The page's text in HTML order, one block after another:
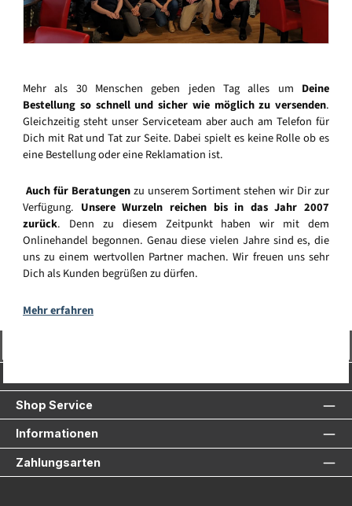
Mehr als 30 Menschen geben jeden Tag alles um Deine
Bestellung so schnell und sicher wie möglich zu versenden.
Gleichzeitig steht unser Serviceteam aber auch am Telefon für
Dich mit Rat und Tat zur Seite. Dabei spielt es keine Rolle ob es
eine Bestellung oder eine Reklamation ist.
Auch für Beratungenzu unserem Sortiment stehen wir Dir zur
Verfügung. Unsere Wurzeln reichen bis in das Jahr 2007
zurück. Denn zu diesem Zeitpunkt haben wir mit dem
Onlinehandel begonnen. Genau diese vielen Jahre sind es, die
uns zu einem wertvollen Partner machen. Wir freuen uns sehr
Dich als Kunden begrüßen zu dürfen.
Mehr erfahren
Shop Service
Informationen
Zahlungsarten